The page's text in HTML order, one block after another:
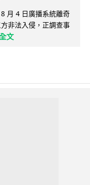
月 4 日廣播系統離奇
非法入侵，正調查事
文